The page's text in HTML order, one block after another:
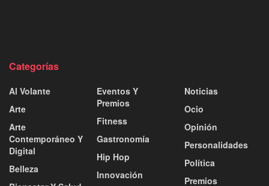
Categorías
Al Volante
Arte
Arte
Contemporáneo Y
Digital
Belleza
Eventos Y
Premios
Fitness
Gastronomía
Hip Hop
Innovación
Noticias
Ocio
Opinión
Personalidades
Política
Premios